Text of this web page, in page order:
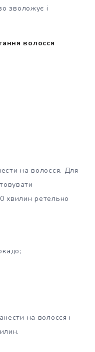
зволожує і
волосся
на волосся. Для
хвилин ретельно
на волосся і